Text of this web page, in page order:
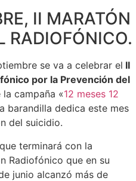
II MARATÓN
RADIOFÓNICO.
se va a celebrar el II
por la Prevención del
campaña «12 meses 12
barandilla dedica este mes
del suicidio.
terminará con la
Radiofónico que en su
junio alcanzó más de